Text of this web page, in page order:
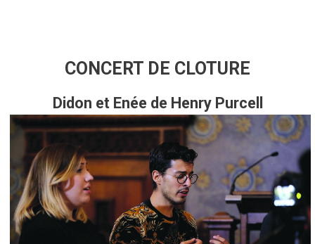
CONCERT DE CLOTURE
Didon et Enée de Henry Purcell
Les Argonautes
Jonas Descotte, direction
Eglise Sainte-Croix
Dimanche 16 mai 19h